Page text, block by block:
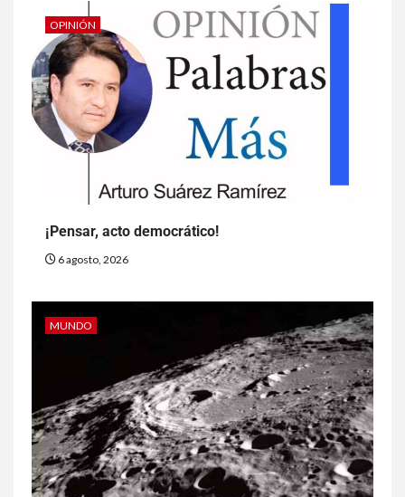
OPINIÓN
¡Pensar, acto democrático!
6 agosto, 2026
MUNDO